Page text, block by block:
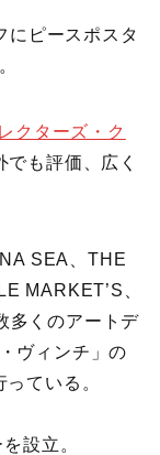
にピースポスタ
クターズ・ク
も評価、広く
SEA、THE
MARKET’S、
多くのアートデ
ヴィンチ」の
ている。
設立。